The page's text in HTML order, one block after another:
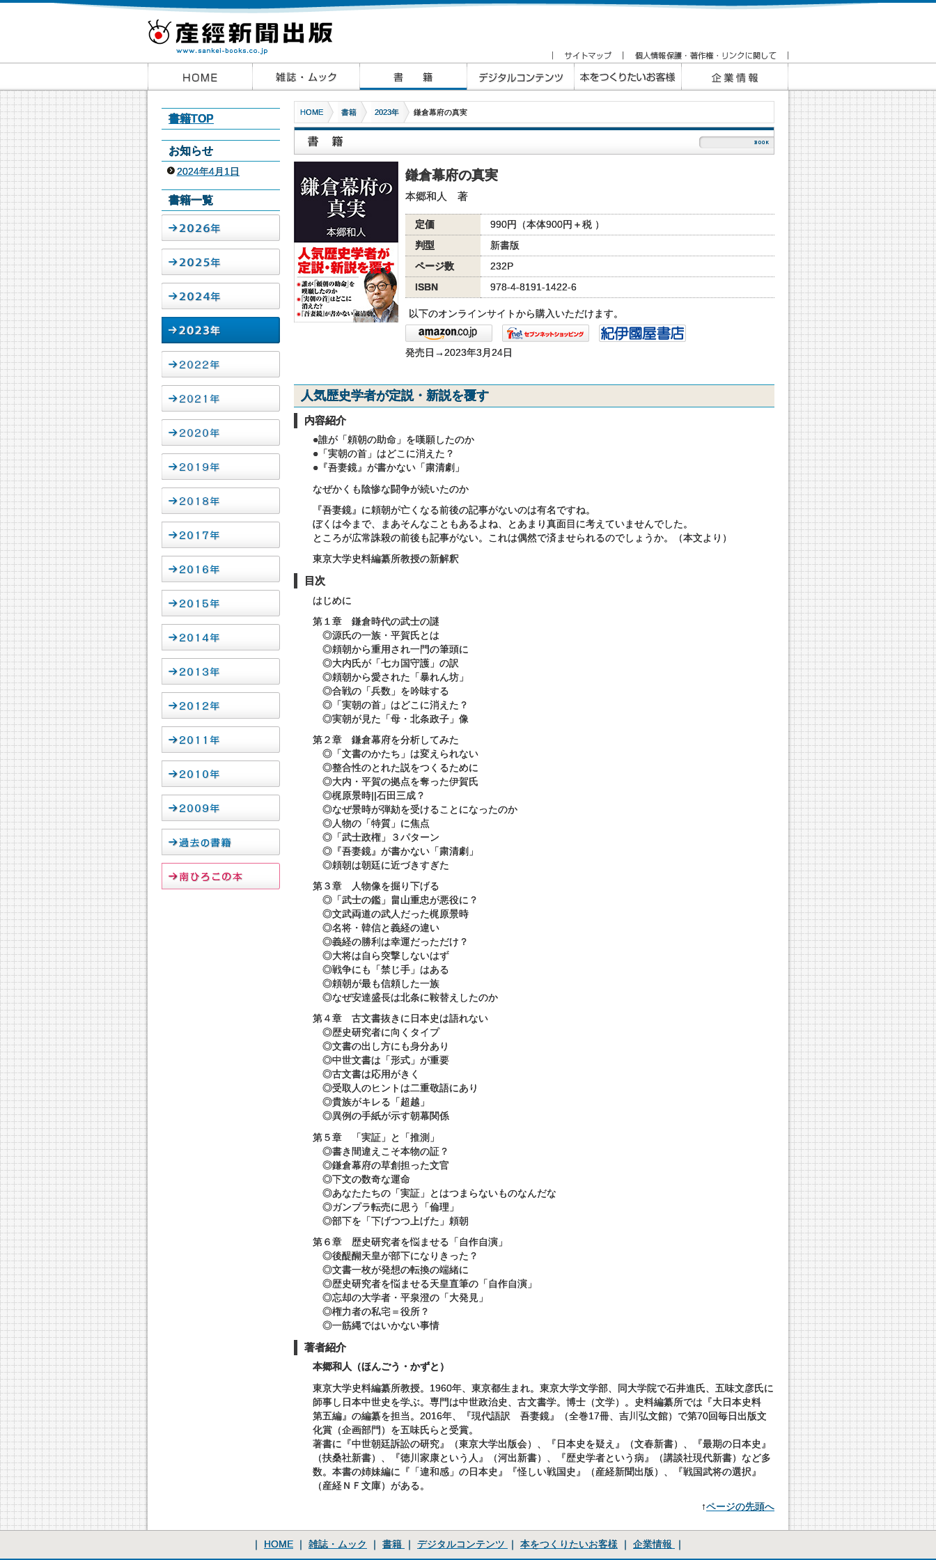
書籍TOP
お知らせ
2024年4月1日
書籍一覧
HOME 書籍 2023年 鎌倉幕府の真実
鎌倉幕府の真実
本郷和人 著
定価
990円（本体900円＋税 ）
判型
新書版
ページ数
232P
ISBN
978-4-8191-1422-6
以下のオンラインサイトから購入いただけます。
発売日→2023年3月24日
人気歴史学者が定説・新説を覆す
内容紹介
●誰が「頼朝の助命」を嘆願したのか
●「実朝の首」はどこに消えた？
●『吾妻鏡』が書かない「粛清劇」
なぜかくも陰惨な闘争が続いたのか
『吾妻鏡』に頼朝が亡くなる前後の記事がないのは有名ですね。
ぼくは今まで、まあそんなこともあるよね、とあまり真面目に考えていませんでした。
ところが広常誅殺の前後も記事がない。これは偶然で済ませられるのでしょうか。（本文より）
東京大学史料編纂所教授の新解釈
目次
はじめに
第１章 鎌倉時代の武士の謎
◎源氏の一族・平賀氏とは
◎頼朝から重用され一門の筆頭に
◎大内氏が「七カ国守護」の訳
◎頼朝から愛された「暴れん坊」
◎合戦の「兵数」を吟味する
◎「実朝の首」はどこに消えた？
◎実朝が見た「母・北条政子」像
第２章 鎌倉幕府を分析してみた
◎「文書のかたち」は変えられない
◎整合性のとれた説をつくるために
◎大内・平賀の拠点を奪った伊賀氏
◎梶原景時||石田三成？
◎なぜ景時が弾劾を受けることになったのか
◎人物の「特質」に焦点
◎「武士政権」３パターン
◎『吾妻鏡』が書かない「粛清劇」
◎頼朝は朝廷に近づきすぎた
第３章 人物像を掘り下げる
◎「武士の鑑」畠山重忠が悪役に？
◎文武両道の武人だった梶原景時
◎名将・韓信と義経の違い
◎義経の勝利は幸運だっただけ？
◎大将は自ら突撃しないはず
◎戦争にも「禁じ手」はある
◎頼朝が最も信頼した一族
◎なぜ安達盛長は北条に鞍替えしたのか
第４章 古文書抜きに日本史は語れない
◎歴史研究者に向くタイプ
◎文書の出し方にも身分あり
◎中世文書は「形式」が重要
◎古文書は応用がきく
◎受取人のヒントは二重敬語にあり
◎貴族がキレる「超越」
◎異例の手紙が示す朝幕関係
第５章 「実証」と「推測」
◎書き間違えこそ本物の証？
◎鎌倉幕府の草創担った文官
◎下文の数奇な運命
◎あなたたちの「実証」とはつまらないものなんだな
◎ガンプラ転売に思う「倫理」
◎部下を「下げつつ上げた」頼朝
第６章 歴史研究者を悩ませる「自作自演」
◎後醍醐天皇が部下になりきった？
◎文書一枚が発想の転換の端緒に
◎歴史研究者を悩ませる天皇直筆の「自作自演」
◎忘却の大学者・平泉澄の「大発見」
◎権力者の私宅＝役所？
◎一筋縄ではいかない事情
著者紹介
本郷和人（ほんごう・かずと）
東京大学史料編纂所教授。1960年、東京都生まれ。東京大学文学部、同大学院で石井進氏、五味文彦氏に
師事し日本中世史を学ぶ。専門は中世政治史、古文書学。博士（文学）。史料編纂所では『大日本史料
第五編』の編纂を担当。2016年、『現代語訳 吾妻鏡』（全巻17冊、吉川弘文館）で第70回毎日出版文
化賞（企画部門）を五味氏らと受賞。
著書に『中世朝廷訴訟の研究』（東京大学出版会）、『日本史を疑え』（文春新書）、『最期の日本史』
（扶桑社新書）、『徳川家康という人』（河出新書）、『歴史学者という病』（講談社現代新書）など多
数。本書の姉妹編に『「違和感」の日本史』『怪しい戦国史』（産経新聞出版）、『戦国武将の選択』
（産経ＮＦ文庫）がある。
↑ページの先頭へ
HOME 雑誌・ムック 書籍 デジタルコンテンツ 本をつくりたいお客様 企業情報